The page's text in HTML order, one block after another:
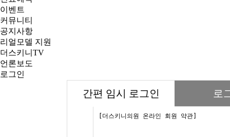
이벤트
커뮤니티
공지사항
리얼모델 지원
더스키니TV
언론보도
로그인
간편 임시 로그인 로